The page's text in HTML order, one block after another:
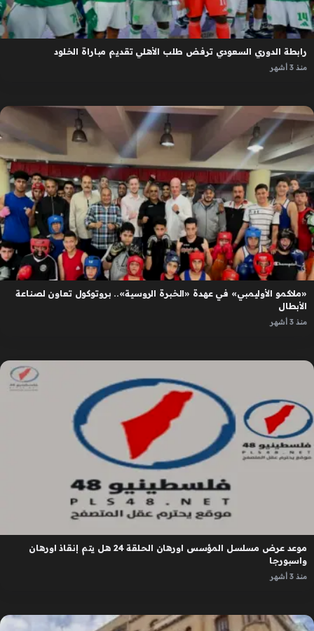
رابطة الدوري السعودي ترفض طلب الأهلي تقديم مباراة الخلود
منذ 3 أشهر
«ملاكمو الأوليمبي» في عهدة «الخبرة الروسية».. بروتوكول تعاون لصناعة
الأبطال
منذ 3 أشهر
موعد عرض مسلسل المؤسس اورهان الحلقة 24 هل يتم إنقاذ اورهان
واسبورجا
منذ 3 أشهر